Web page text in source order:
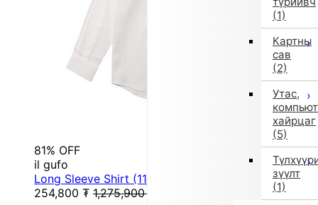
(1)
Картны
сав
(2)
Утас,
хайрцаг
(5)
зүүлт
(1)
81% OFF
il gufo
Long Sleeve Shirt (115/120cm/White)
254,800 ₮ 1,275,900